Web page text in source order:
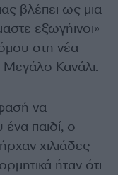
βλέπει ως μια
εξωγήινοι»
στη νέα
Μεγάλο Κανάλι.
να
παιδί, ο
χιλιάδες
ήταν ότι